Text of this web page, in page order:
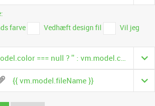
farve
Vedhæft design fil
Vil jeg
=== null ? '' : vm.model.color.name }}
{{ vm.model.fileName }}